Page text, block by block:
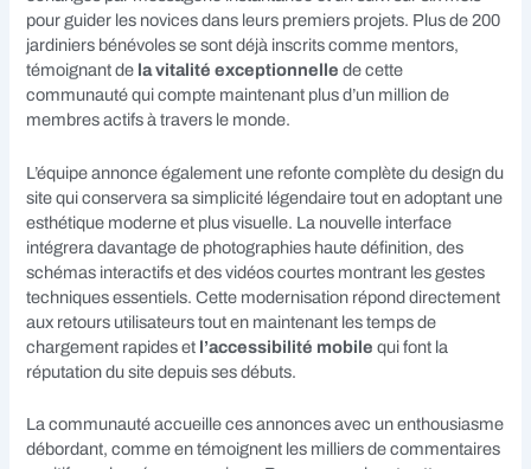
pour guider les novices dans leurs premiers projets. Plus de 200
jardiniers bénévoles se sont déjà inscrits comme mentors,
témoignant de la vitalité exceptionnelle de cette
communauté qui compte maintenant plus d’un million de
membres actifs à travers le monde.
L’équipe annonce également une refonte complète du design du
site qui conservera sa simplicité légendaire tout en adoptant une
esthétique moderne et plus visuelle. La nouvelle interface
intégrera davantage de photographies haute définition, des
schémas interactifs et des vidéos courtes montrant les gestes
techniques essentiels. Cette modernisation répond directement
aux retours utilisateurs tout en maintenant les temps de
chargement rapides et l’accessibilité mobile qui font la
réputation du site depuis ses débuts.
La communauté accueille ces annonces avec un enthousiasme
débordant, comme en témoignent les milliers de commentaires